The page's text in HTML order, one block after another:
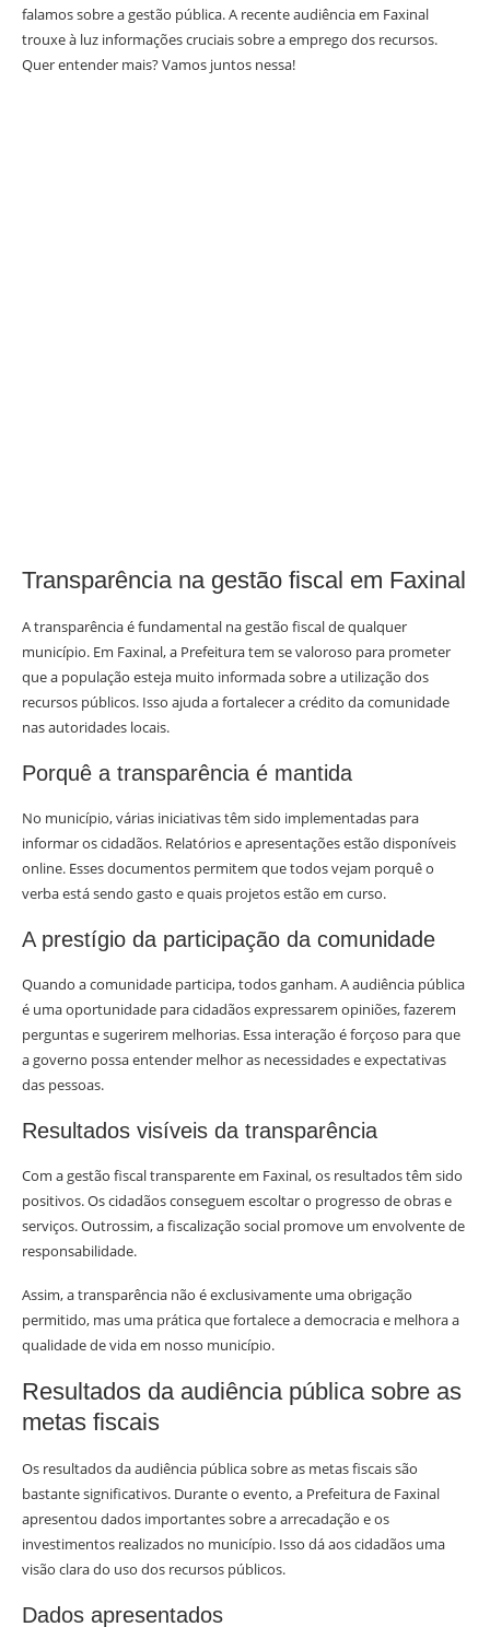
falamos sobre a gestão pública. A recente audiência em Faxinal
trouxe à luz informações cruciais sobre a emprego dos recursos.
Quer entender mais? Vamos juntos nessa!
Transparência na gestão fiscal em Faxinal
A transparência é fundamental na gestão fiscal de qualquer
município. Em Faxinal, a Prefeitura tem se valoroso para prometer
que a população esteja muito informada sobre a utilização dos
recursos públicos. Isso ajuda a fortalecer a crédito da comunidade
nas autoridades locais.
Porquê a transparência é mantida
No município, várias iniciativas têm sido implementadas para
informar os cidadãos. Relatórios e apresentações estão disponíveis
online. Esses documentos permitem que todos vejam porquê o
verba está sendo gasto e quais projetos estão em curso.
A prestígio da participação da comunidade
Quando a comunidade participa, todos ganham. A audiência pública
é uma oportunidade para cidadãos expressarem opiniões, fazerem
perguntas e sugerirem melhorias. Essa interação é forçoso para que
a governo possa entender melhor as necessidades e expectativas
das pessoas.
Resultados visíveis da transparência
Com a gestão fiscal transparente em Faxinal, os resultados têm sido
positivos. Os cidadãos conseguem escoltar o progresso de obras e
serviços. Outrossim, a fiscalização social promove um envolvente de
responsabilidade.
Assim, a transparência não é exclusivamente uma obrigação
permitido, mas uma prática que fortalece a democracia e melhora a
qualidade de vida em nosso município.
Resultados da audiência pública sobre as
metas fiscais
Os resultados da audiência pública sobre as metas fiscais são
bastante significativos. Durante o evento, a Prefeitura de Faxinal
apresentou dados importantes sobre a arrecadação e os
investimentos realizados no município. Isso dá aos cidadãos uma
visão clara do uso dos recursos públicos.
Dados apresentados